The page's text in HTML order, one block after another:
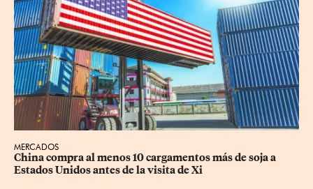
MERCADOS
China compra al menos 10 cargamentos más de soja a
Estados Unidos antes de la visita de Xi